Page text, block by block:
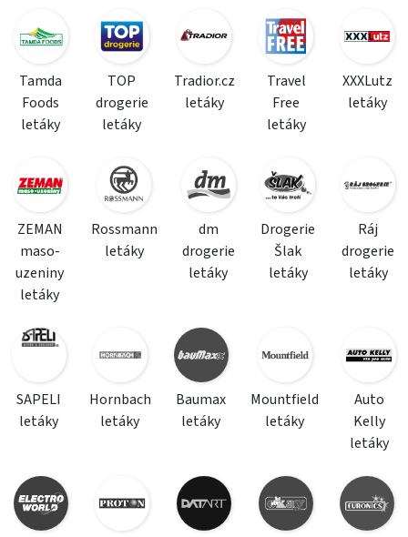
Tamda
Foods
letáky
TOP
drogerie
letáky
Tradior.cz
letáky
Travel
Free
letáky
XXXLutz
letáky
ZEMAN
maso-
uzeniny
letáky
Rossmann
letáky
dm
drogerie
letáky
Drogerie
Šlak
letáky
Ráj
drogerie
letáky
SAPELI
letáky
Hornbach
letáky
Baumax
letáky
Mountfield
letáky
Auto
Kelly
letáky